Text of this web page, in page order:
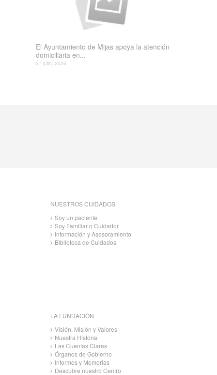
El Ayuntamiento de Mijas apoya la atención
domiciliaria en...
27 julio, 2026
NUESTROS CUIDADOS
Soy un paciente
Soy Familiar o Cuidador
Información y Asesoramiento
Biblioteca de Cuidados
LA FUNDACIÓN
Visión, Misión y Valores
Nuestra Historia
Las Cuentas Claras
Órganos de Gobierno
Informes y Memorias
Descubre nuestro Centro